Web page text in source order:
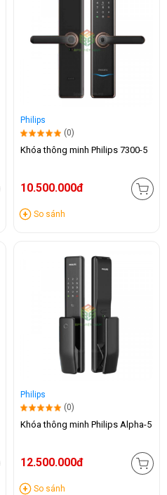
Philips
(0)
Khóa thông minh Philips 7300-5
10.500.000đ
So sánh
Philips
(0)
Khóa thông minh Philips Alpha-5
12.500.000đ
So sánh